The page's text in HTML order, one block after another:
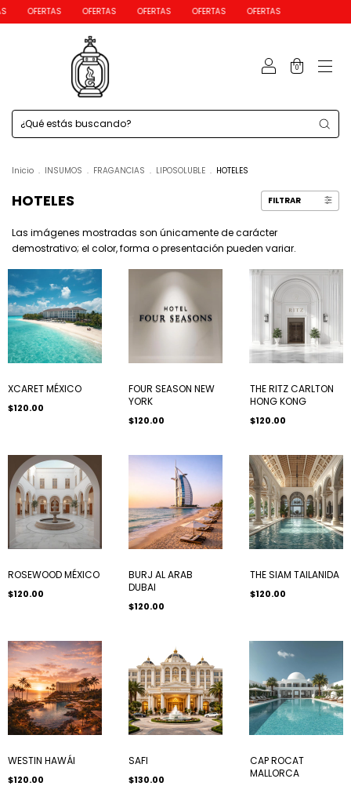
OFERTAS OFERTAS OFERTAS OFERTAS OFERTAS
0
Inicio . INSUMOS . FRAGANCIAS . LIPOSOLUBLE . HOTELES
HOTELES FILTRAR
Las imágenes mostradas son únicamente de carácter
demostrativo; el color, forma o presentación pueden variar.
XCARET MÉXICO
$120.00
FOUR SEASON NEW
YORK
$120.00
THE RITZ CARLTON
HONG KONG
$120.00
ROSEWOOD MÉXICO
$120.00
BURJ AL ARAB
DUBAI
$120.00
THE SIAM TAILANIDA
$120.00
WESTIN HAWÁI
$120.00
SAFI
$130.00
CAP ROCAT
MALLORCA